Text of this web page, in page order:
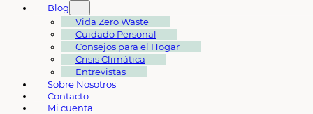
Blog
Vida Zero Waste
Cuidado Personal
Consejos para el Hogar
Crisis Climática
Entrevistas
Sobre Nosotros
Contacto
Mi cuenta